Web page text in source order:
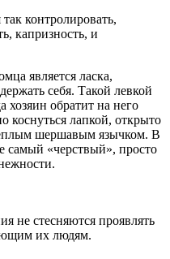
контролировать,
капризность, и
является ласка,
себя. Такой левкой
хозяин обратит на него
лапкой, открыто
шершавым язычком. В
самый «черствый», просто
не стесняются проявлять
их людям.